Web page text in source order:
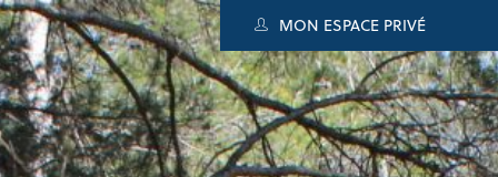
MON ESPACE PRIVÉ